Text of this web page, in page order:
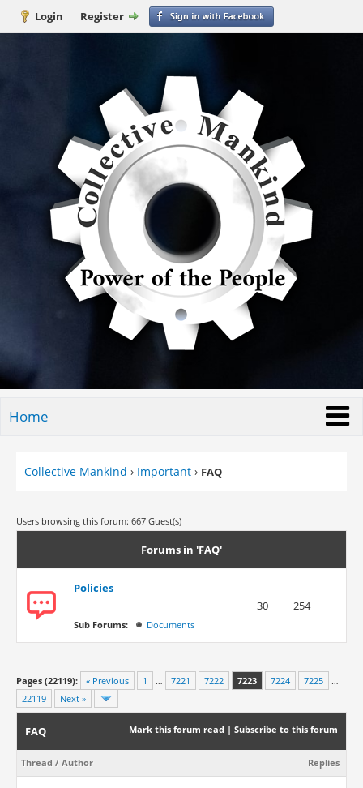
Login Register
Home
Collective Mankind › Important › FAQ
Users browsing this forum: 667 Guest(s)
Forums in 'FAQ'
Policies
Sub Forums: Documents
30 254
Pages (22119): « Previous 1 … 7221 7222 7223 7224 7225
…
22119
Next »
Mark this forum read | Subscribe to this forum
FAQ
Thread / Author Replies